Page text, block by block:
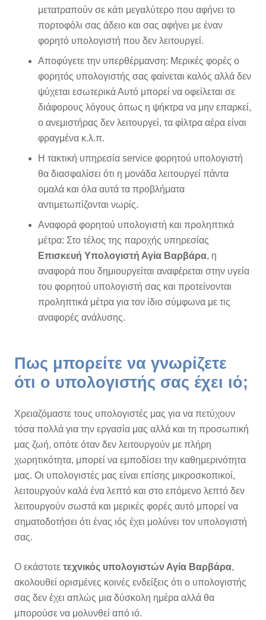
μετατραπούν σε κάτι μεγαλύτερο που αφήνει το
πορτοφόλι σας άδειο και σας αφήνει με έναν
φορητό υπολογιστή που δεν λειτουργεί.
Αποφύγετε την υπερθέρμανση: Μερικές φορές ο
φορητός υπολογιστής σας φαίνεται καλός αλλά δεν
ψύχεται εσωτερικά Αυτό μπορεί να οφείλεται σε
διάφορους λόγους όπως η ψήκτρα να μην επαρκεί,
ο ανεμιστήρας δεν λειτουργεί, τα φίλτρα αέρα είναι
φραγμένα κ.λ.π.
Η τακτική υπηρεσία service φορητού υπολογιστή
θα διασφαλίσει ότι η μονάδα λειτουργεί πάντα
ομαλά και όλα αυτά τα προβλήματα
αντιμετωπίζονται νωρίς.
Αναφορά φορητού υπολογιστή και προληπτικά
μέτρα: Στο τέλος της παροχής υπηρεσίας
Επισκευή Υπολογιστή Αγία Βαρβάρα, η
αναφορά που δημιουργείται αναφέρεται στην υγεία
του φορητού υπολογιστή σας και προτείνονται
προληπτικά μέτρα για τον ίδιο σύμφωνα με τις
αναφορές ανάλυσης.
Πως μπορείτε να γνωρίζετε
ότι ο υπολογιστής σας έχει ιό;
Χρειαζόμαστε τους υπολογιστές μας για να πετύχουν
τόσα πολλά για την εργασία μας αλλά και τη προσωπική
μας ζωή, οπότε όταν δεν λειτουργούν με πλήρη
χωρητικότητα, μπορεί να εμποδίσει την καθημερινότητα
μας. Οι υπολογιστές μας είναι επίσης μικροσκοπικοί,
λειτουργούν καλά ένα λεπτό και στο επόμενο λεπτό δεν
λειτουργούν σωστά και μερικές φορές αυτό μπορεί να
σηματοδοτήσει ότι ένας ιός έχει μολύνει τον υπολογιστή
σας.
Ο εκάστοτε τεχνικός υπολογιστών Αγία Βαρβάρα,
ακολουθεί ορισμένες κοινές ενδείξεις ότι ο υπολογιστής
σας δεν έχει απλώς μια δύσκολη ημέρα αλλά θα
μπορούσε να μολυνθεί από ιό.